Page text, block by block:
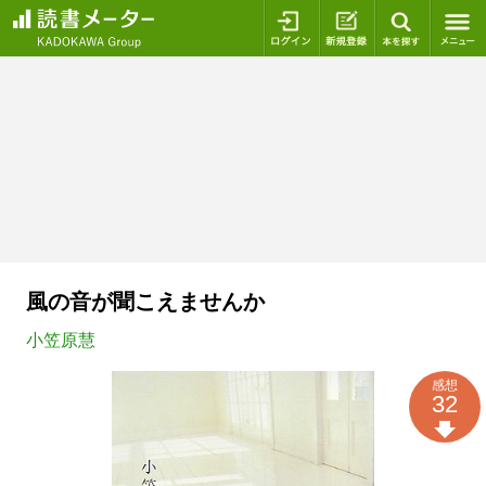
ログイン 新規登録
風の音が聞こえませんか
小笠原慧
感想
32